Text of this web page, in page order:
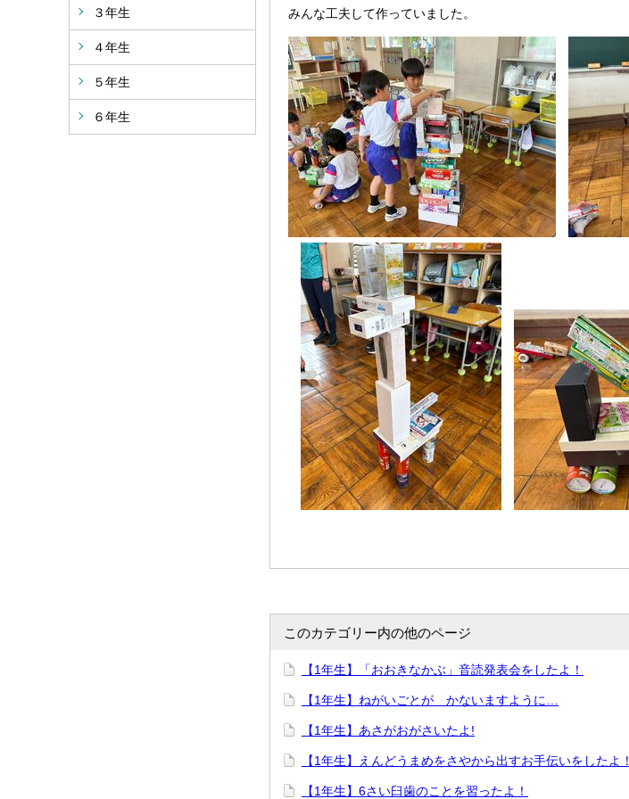
３年生
４年生
５年生
６年生
みんな工夫して作っていました。
このカテゴリー内の他のページ
【1年生】「おおきなかぶ」音読発表会をしたよ！
【1年生】ねがいごとが かないますように…
【1年生】あさがおがさいたよ!
【1年生】えんどうまめをさやから出すお手伝いをしたよ！
【1年生】6さい臼歯のことを習ったよ！